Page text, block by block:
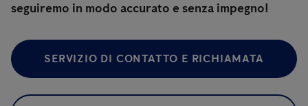
seguiremo in modo accurato e senza impegno!
SERVIZIO DI CONTATTO E RICHIAMATA